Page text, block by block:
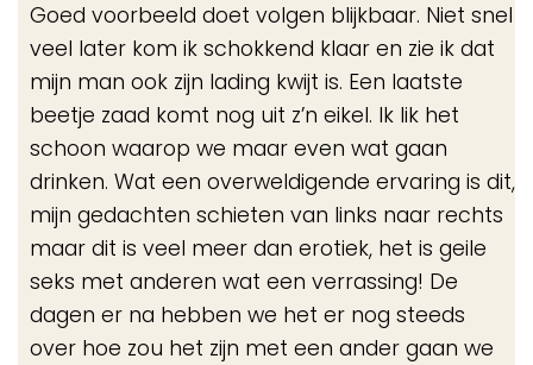
Goed voorbeeld doet volgen blijkbaar. Niet snel
veel later kom ik schokkend klaar en zie ik dat
mijn man ook zijn lading kwijt is. Een laatste
beetje zaad komt nog uit z’n eikel. Ik lik het
schoon waarop we maar even wat gaan
drinken. Wat een overweldigende ervaring is dit,
mijn gedachten schieten van links naar rechts
maar dit is veel meer dan erotiek, het is geile
seks met anderen wat een verrassing! De
dagen er na hebben we het er nog steeds
over hoe zou het zijn met een ander gaan we